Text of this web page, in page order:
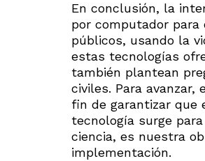
En conclusión, la
por computador para
públicos, usando la
estas tecnologías
también plantean
civiles. Para
fin de garantizar que
tecnología surge
ciencia, es nuestra
implementación.